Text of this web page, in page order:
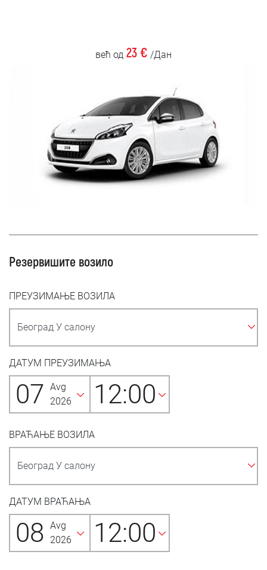
већ од 23 € /Дан
Резервишите возило
ПРЕУЗИМАЊЕ ВОЗИЛА
ДАТУМ ПРЕУЗИМАЊА
07 Avg
2026
12:00
ВРАЋАЊЕ ВОЗИЛА
ДАТУМ ВРАЋАЊА
08 Avg
2026
12:00